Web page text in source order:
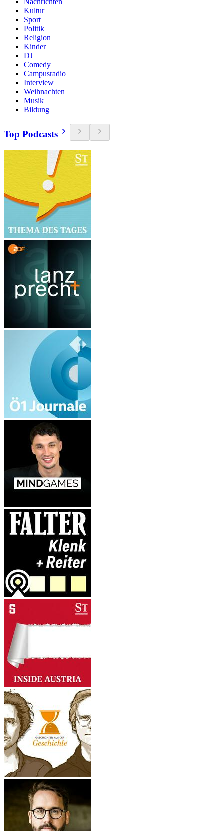
Kultur
Sport
Politik
Religion
Kinder
DJ
Comedy
Campusradio
Interview
Weihnachten
Musik
Bildung
Top Podcasts